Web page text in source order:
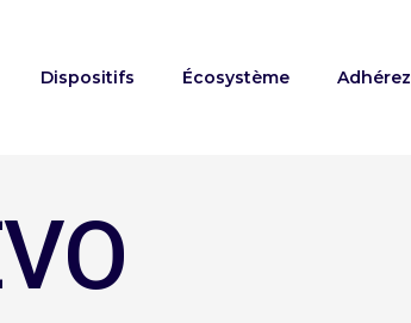
Dispositifs Écosystème Adhérez